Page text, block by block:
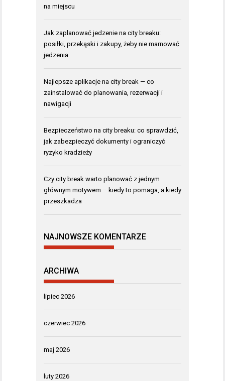
na miejscu
Jak zaplanować jedzenie na city breaku:
posiłki, przekąski i zakupy, żeby nie marnować
jedzenia
Najlepsze aplikacje na city break — co
zainstalować do planowania, rezerwacji i
nawigacji
Bezpieczeństwo na city breaku: co sprawdzić,
jak zabezpieczyć dokumenty i ograniczyć
ryzyko kradzieży
Czy city break warto planować z jednym
głównym motywem – kiedy to pomaga, a kiedy
przeszkadza
NAJNOWSZE KOMENTARZE
ARCHIWA
lipiec 2026
czerwiec 2026
maj 2026
luty 2026